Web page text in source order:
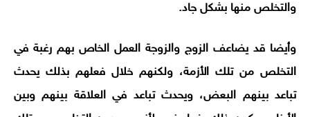
والتخلص منها بشكل جاد.
وأيضا قد يضاعف الزوج والزوجة العمل الخاص بهم رغبة في
التخلص من تلك الأزمة، ولكنهم خلال فعلهم بذلك يحدث
تباعد بينهم البعض، ويحدث تباعد في العلاقة بينهم وبين